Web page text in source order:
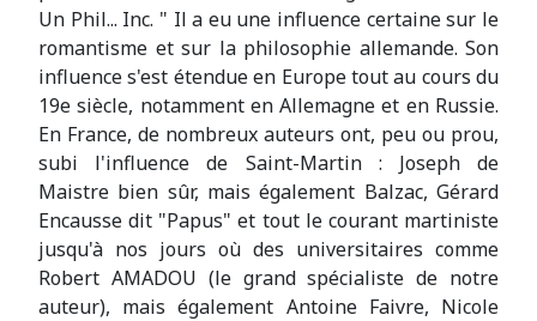
Un Phil... Inc. " Il a eu une influence certaine sur le
romantisme et sur la philosophie allemande. Son
influence s'est étendue en Europe tout au cours du
19e siècle, notamment en Allemagne et en Russie.
En France, de nombreux auteurs ont, peu ou prou,
subi l'influence de Saint-Martin : Joseph de
Maistre bien sûr, mais également Balzac, Gérard
Encausse dit "Papus" et tout le courant martiniste
jusqu'à nos jours où des universitaires comme
Robert AMADOU (le grand spécialiste de notre
auteur), mais également Antoine Faivre, Nicole